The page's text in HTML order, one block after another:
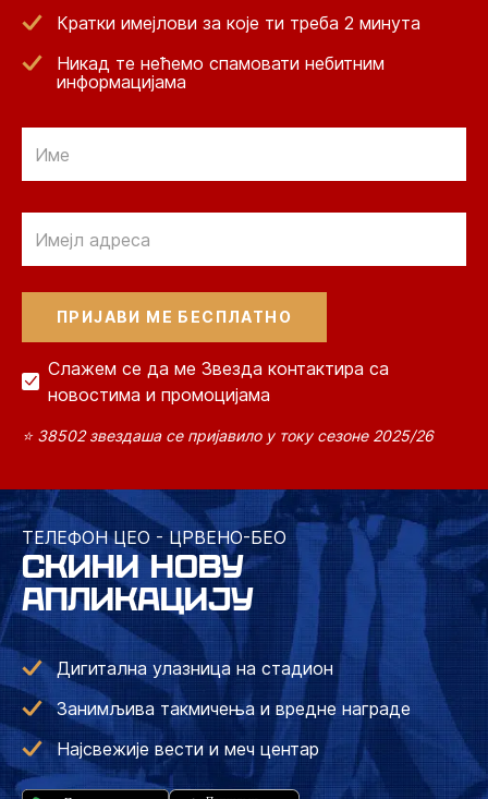
Кратки имејлови за које ти треба 2 минута
Никад те нећемо спамовати небитним
информацијама
Слажем се да ме Звезда контактира са
новостима и промоцијама
⭐ 38502 звездаша се пријавило у току сезоне 2025/26
ТЕЛЕФОН ЦЕО - ЦРВЕНО-БЕО
СКИНИ НОВУ
АПЛИКАЦИЈУ
Дигитална улазница на стадион
Занимљива такмичења и вредне награде
Најсвежије вести и меч центар